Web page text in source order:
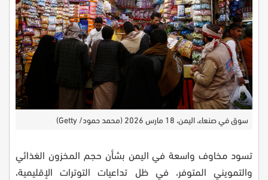
سوق في صنعاء، اليمن، 18 مارس 2026 (محمد حمود/ Getty)
تسود مخاوف واسعة في اليمن بشأن حجم المخزون الغذائي
والتمويني المتوفر، في ظل تداعيات التوترات الإقليمية،